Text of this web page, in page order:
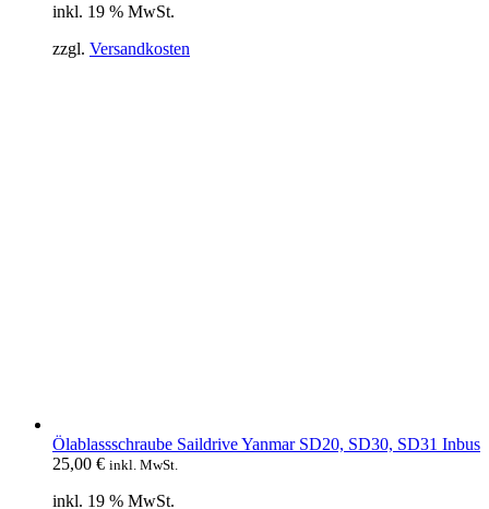
inkl. 19 % MwSt.
zzgl. Versandkosten
Ölablassschraube Saildrive Yanmar SD20, SD30, SD31 Inbus
25,00 € inkl. MwSt.
inkl. 19 % MwSt.